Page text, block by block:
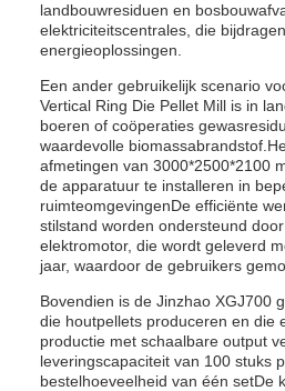
landbouwresiduen en
elektriciteitscentrales, die
energieoplossingen.
Een ander gebruikelijk scenario
Vertical Ring Die Pellet Mill is in
boeren of coöperaties
waardevolle
afmetingen van 3000*2500*2100
de apparatuur te installeren in
ruimteomgevingenDe efficiënte
stilstand worden ondersteund
elektromotor, die wordt geleverd
jaar, waardoor de gebruikers
Bovendien is de Jinzhao XGJ700
die houtpellets produceren en die
productie met schaalbare output
leveringscapaciteit van 100 stuks
bestelhoeveelheid van één setDe